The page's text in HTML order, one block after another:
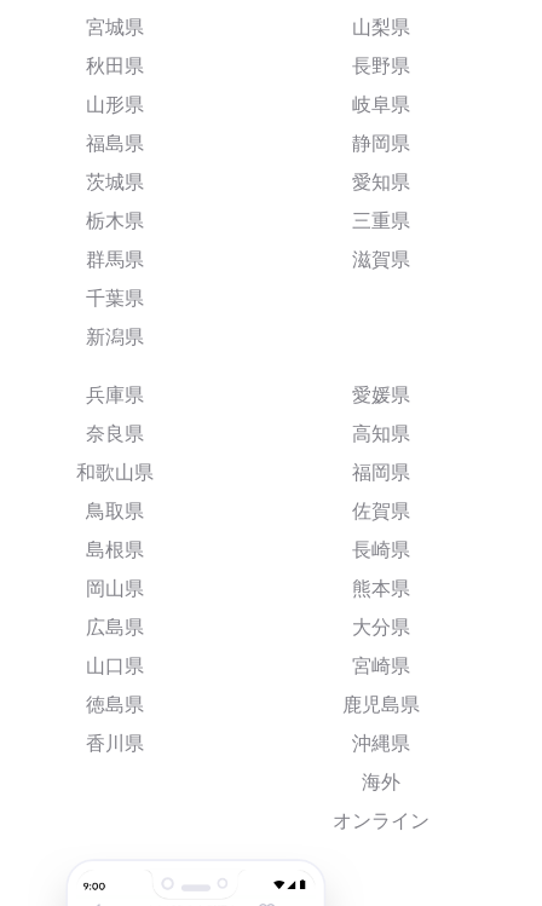
宮城県
秋田県
山形県
福島県
茨城県
栃木県
群馬県
千葉県
新潟県
山梨県
長野県
岐阜県
静岡県
愛知県
三重県
滋賀県
兵庫県
奈良県
和歌山県
鳥取県
島根県
岡山県
広島県
山口県
徳島県
香川県
愛媛県
高知県
福岡県
佐賀県
長崎県
熊本県
大分県
宮崎県
鹿児島県
沖縄県
海外
オンライン